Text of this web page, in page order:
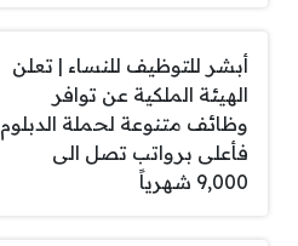
أبشر للتوظيف للنساء | تعلن
الهيئة الملكية عن توافر
وظائف متنوعة لحملة الدبلوم
فأعلى برواتب تصل الى
9,000 شهرياً